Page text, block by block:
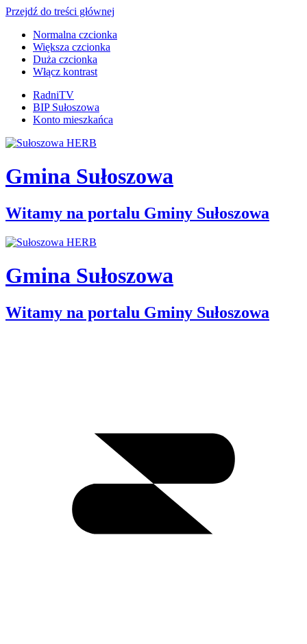
Przejdź do treści głównej
Normalna czcionka
Większa czcionka
Duża czcionka
Włącz kontrast
RadniTV
BIP Sułoszowa
Konto mieszkańca
Gmina Sułoszowa
Witamy na portalu Gminy Sułoszowa
Gmina Sułoszowa
Witamy na portalu Gminy Sułoszowa